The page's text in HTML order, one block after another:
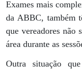
Exames mais
da ABBC, também
que vereadores não
área durante as
Outra situação